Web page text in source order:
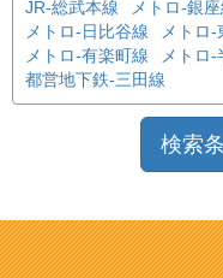
JR-総武本線
メトロ-銀
メトロ-日比谷線
メトロ-
メトロ-有楽町線
メトロ-
都営地下鉄-三田線
検索